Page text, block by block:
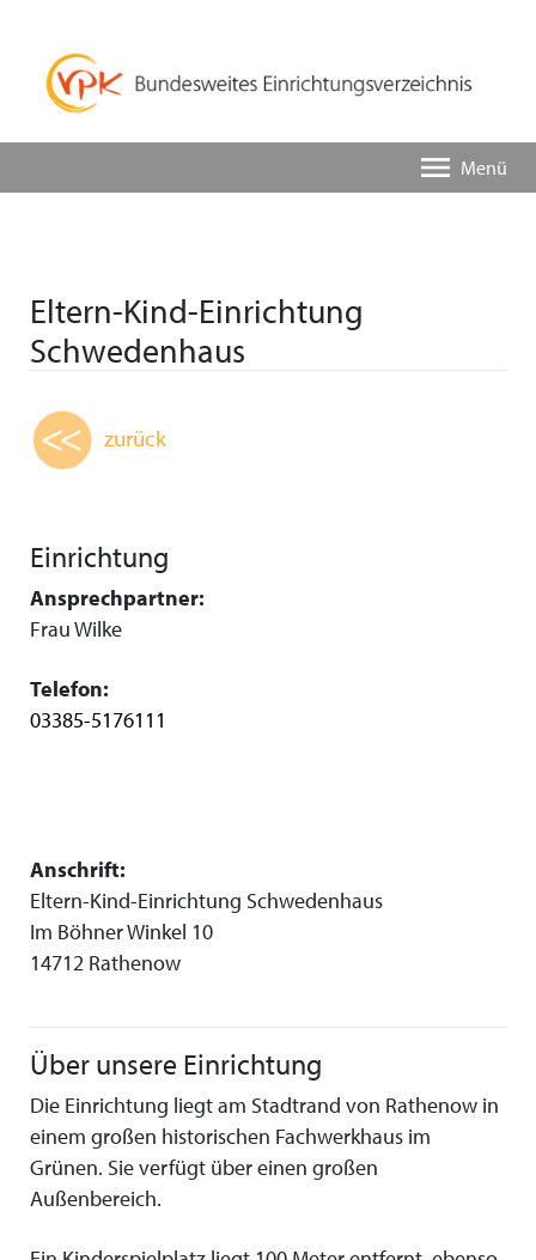
Menü
Eltern-Kind-Einrichtung
Schwedenhaus
zurück
Einrichtung
Ansprechpartner:
Frau Wilke
Telefon:
03385-5176111
Anschrift:
Eltern-Kind-Einrichtung Schwedenhaus
Im Böhner Winkel 10
14712 Rathenow
Über unsere Einrichtung
Die Einrichtung liegt am Stadtrand von Rathenow in
einem großen historischen Fachwerkhaus im
Grünen. Sie verfügt über einen großen
Außenbereich.